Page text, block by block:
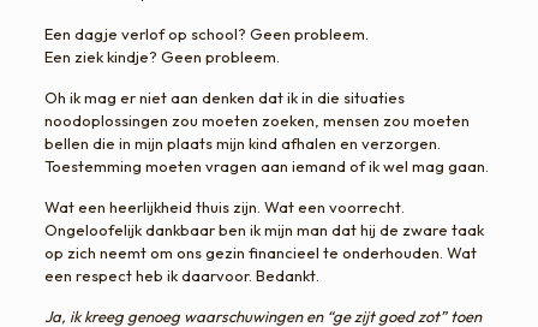
Een dagje verlof op school? Geen probleem.
Een ziek kindje? Geen probleem.
Oh ik mag er niet aan denken dat ik in die situaties
noodoplossingen zou moeten zoeken, mensen zou moeten
bellen die in mijn plaats mijn kind afhalen en verzorgen.
Toestemming moeten vragen aan iemand of ik wel mag gaan.
Wat een heerlijkheid thuis zijn. Wat een voorrecht.
Ongeloofelijk dankbaar ben ik mijn man dat hij de zware taak
op zich neemt om ons gezin financieel te onderhouden. Wat
een respect heb ik daarvoor. Bedankt.
Ja, ik kreeg genoeg waarschuwingen en “ge zijt goed zot” toen